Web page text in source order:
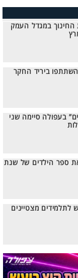
במגדל העמק
ביריד החקר
בעפולה סיימה שני
ספר הילדים של שנת
מצטיינים